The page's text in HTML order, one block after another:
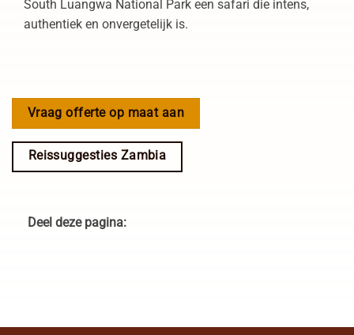
South Luangwa National Park een safari die intens,
authentiek en onvergetelijk is.
Vraag offerte op maat aan
Reissuggesties Zambia
Deel deze pagina: